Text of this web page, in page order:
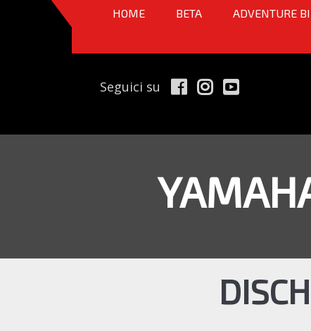
HOME BETA ADVENTURE
Seguici su